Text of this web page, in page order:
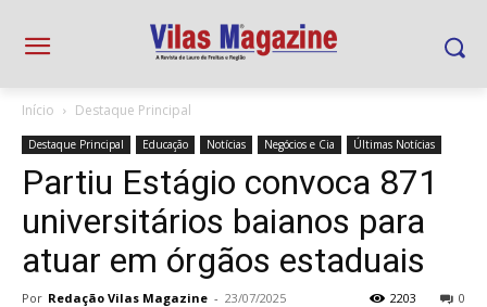
Início Destaque Principal
Destaque Principal Educação Notícias Negócios e Cia Últimas Notícias
Partiu Estágio convoca 871
universitários baianos para
atuar em órgãos estaduais
Por Redação Vilas Magazine - 23/07/2025 0
2203